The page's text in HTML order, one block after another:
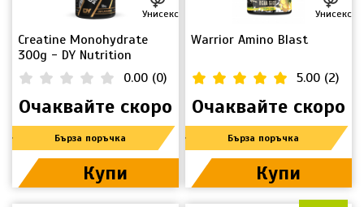
Creatine Monohydrate
300g - DY Nutrition
Унисекс
0.00 (0)
Очаквайте скоро
Бърза поръчка
Купи
Warrior Amino Blast
Унисекс
5.00 (2)
Очаквайте скоро
Бърза поръчка
Купи